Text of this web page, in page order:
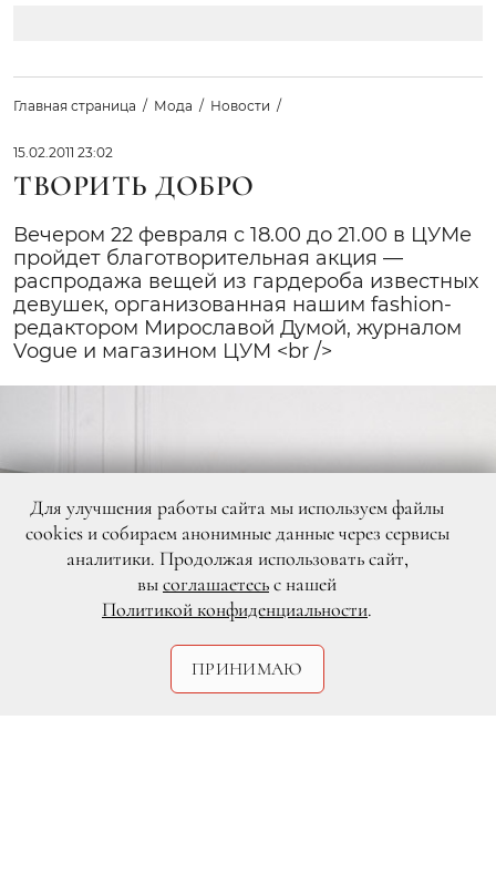
Главная страница Мода Новости
15.02.2011 23:02
ТВОРИТЬ ДОБРО
Вечером 22 февраля с 18.00 до 21.00 в ЦУМе
пройдет благотворительная акция —
распродажа вещей из гардероба известных
девушек, организованная нашим fashion-
редактором Мирославой Думой, журналом
Vogue и магазином ЦУМ <br />
Для улучшения работы сайта мы используем файлы
cookies и собираем анонимные данные через сервисы
аналитики. Продолжая использовать сайт,
высоглашаетесьс нашей
Политикой конфиденциальности.
ПРИНИМАЮ